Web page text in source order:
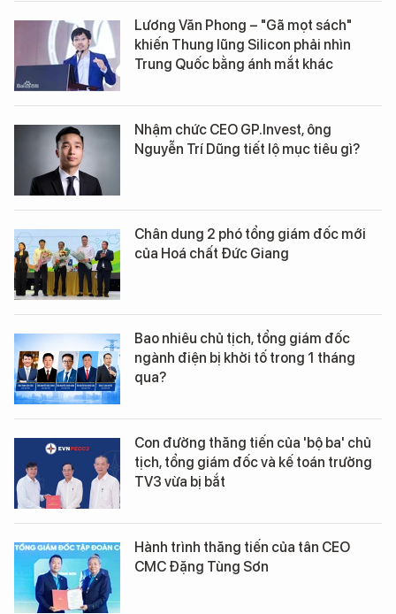
Lương Văn Phong – "Gã mọt sách"
khiến Thung lũng Silicon phải nhìn
Trung Quốc bằng ánh mắt khác
Nhậm chức CEO GP.Invest, ông
Nguyễn Trí Dũng tiết lộ mục tiêu gì?
Chân dung 2 phó tổng giám đốc mới
của Hoá chất Đức Giang
Bao nhiêu chủ tịch, tổng giám đốc
ngành điện bị khởi tố trong 1 tháng
qua?
Con đường thăng tiến của 'bộ ba' chủ
tịch, tổng giám đốc và kế toán trưởng
TV3 vừa bị bắt
Hành trình thăng tiến của tân CEO
CMC Đặng Tùng Sơn